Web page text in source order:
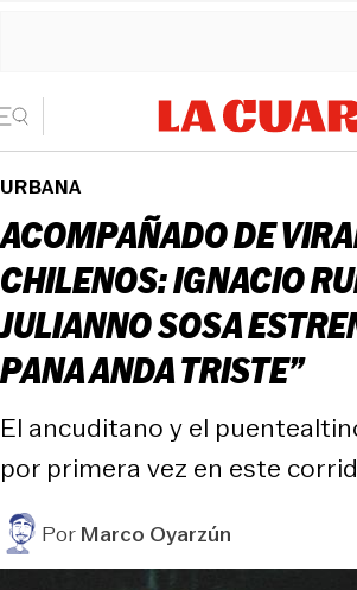
URBANA
ACOMPAÑADO DE
CHILENOS: IGNACIO
JULIANNO SOSA
PANA ANDA TRISTE”
El ancuditano y el
por primera vez en este
PorMarco Oyarzún